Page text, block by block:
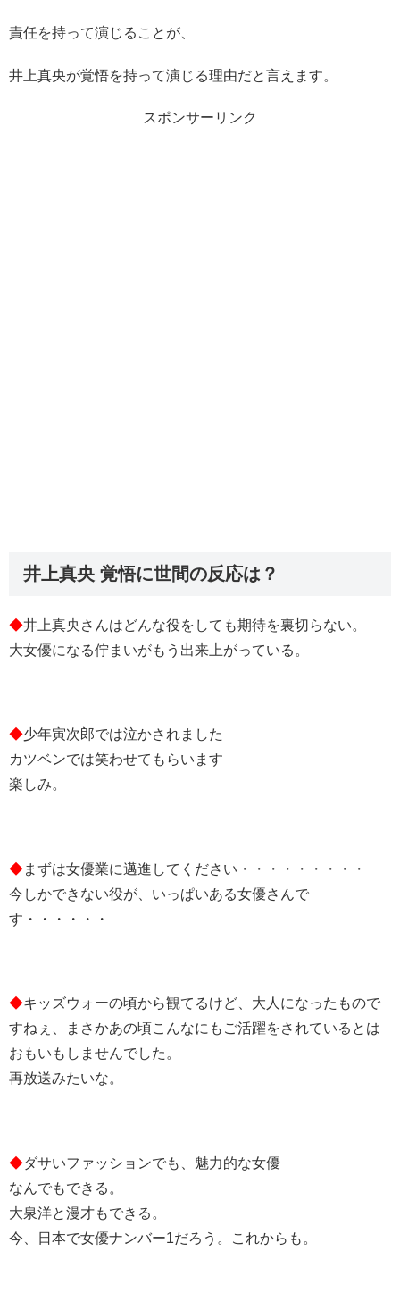
責任を持って演じることが、
井上真央が覚悟を持って演じる理由だと言えます。
スポンサーリンク
井上真央 覚悟に世間の反応は？
◆井上真央さんはどんな役をしても期待を裏切らない。
大女優になる佇まいがもう出来上がっている。
◆少年寅次郎では泣かされました
カツベンでは笑わせてもらいます
楽しみ。
◆まずは女優業に邁進してください・・・・・・・・・
今しかできない役が、いっぱいある女優さんで
す・・・・・・
◆キッズウォーの頃から観てるけど、大人になったもので
すねぇ、まさかあの頃こんなにもご活躍をされているとは
おもいもしませんでした。
再放送みたいな。
◆ダサいファッションでも、魅力的な女優
なんでもできる。
大泉洋と漫才もできる。
今、日本で女優ナンバー1だろう。これからも。